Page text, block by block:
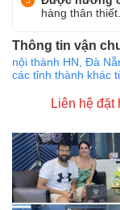
hàng thân thiết.
Thông tin vận
nội thành HN, Đà
các tỉnh thành khác
Liên hệ đặt